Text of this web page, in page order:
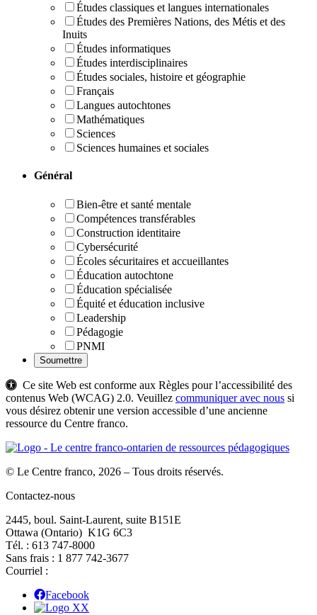
Études classiques et langues internationales
Études des Premières Nations, des Métis et des
Inuits
Études informatiques
Études interdisciplinaires
Études sociales, histoire et géographie
Français
Langues autochtones
Mathématiques
Sciences
Sciences humaines et sociales
Général
Bien-être et santé mentale
Compétences transférables
Construction identitaire
Cybersécurité
Écoles sécuritaires et accueillantes
Éducation autochtone
Éducation spécialisée
Équité et éducation inclusive
Leadership
Pédagogie
PNMI
Ce site Web est conforme aux Règles pour l’accessibilité des
contenus Web (WCAG) 2.0. Veuillez communiquer avec nous si
vous désirez obtenir une version accessible d’une ancienne
ressource du Centre franco.
© Le Centre franco, 2026 – Tous droits réservés.
Contactez-nous
2445, boul. Saint-Laurent, suite B151E
Ottawa (Ontario) K1G 6C3
Tél. : 613 747‑8000
Sans frais : 1 877 742‑3677
Courriel :
Facebook
X